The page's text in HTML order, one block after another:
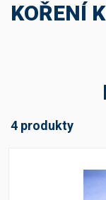
KOŘENÍ
4 produkty